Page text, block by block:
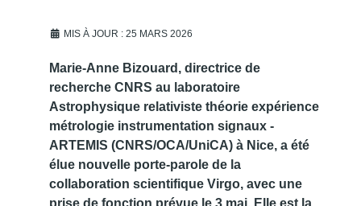
MIS À JOUR : 25 MARS 2026
Marie-Anne Bizouard, directrice de
recherche CNRS au laboratoire
Astrophysique relativiste théorie expérience
métrologie instrumentation signaux -
ARTEMIS (CNRS/OCA/UniCA) à Nice, a été
élue nouvelle porte-parole de la
collaboration scientifique Virgo, avec une
prise de fonction prévue le 3 mai. Elle est la